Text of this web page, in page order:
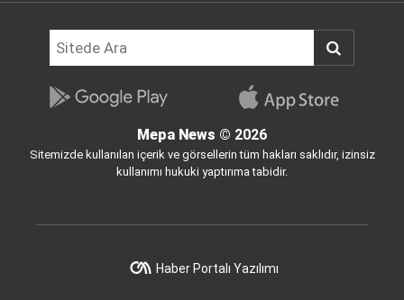
Mepa News © 2026
Sitemizde kullanılan içerik ve görsellerin tüm hakları saklıdır, izinsiz
kullanımı hukuki yaptırıma tabidir.
Haber Portalı Yazılımı